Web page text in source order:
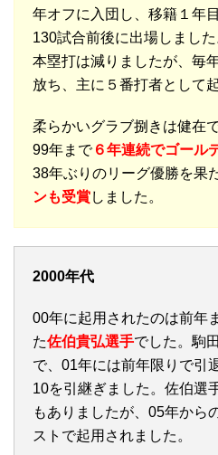
年オフに入団し、移籍１年
130試合前後に出場しまし
本塁打は減りましたが、毎
放ち、主に５番打者として
柔らかいグラブ捌きは健在
99年まで６年連続でゴール
38年ぶりのリーグ優勝を果
ンも受賞しました。
2000年代
00年に起用されたのは前年
た佐伯貴弘選手でした。駒
で、01年には前年限りで引
10を引継ぎました。佐伯選
もありましたが、05年から
ストで起用されました。